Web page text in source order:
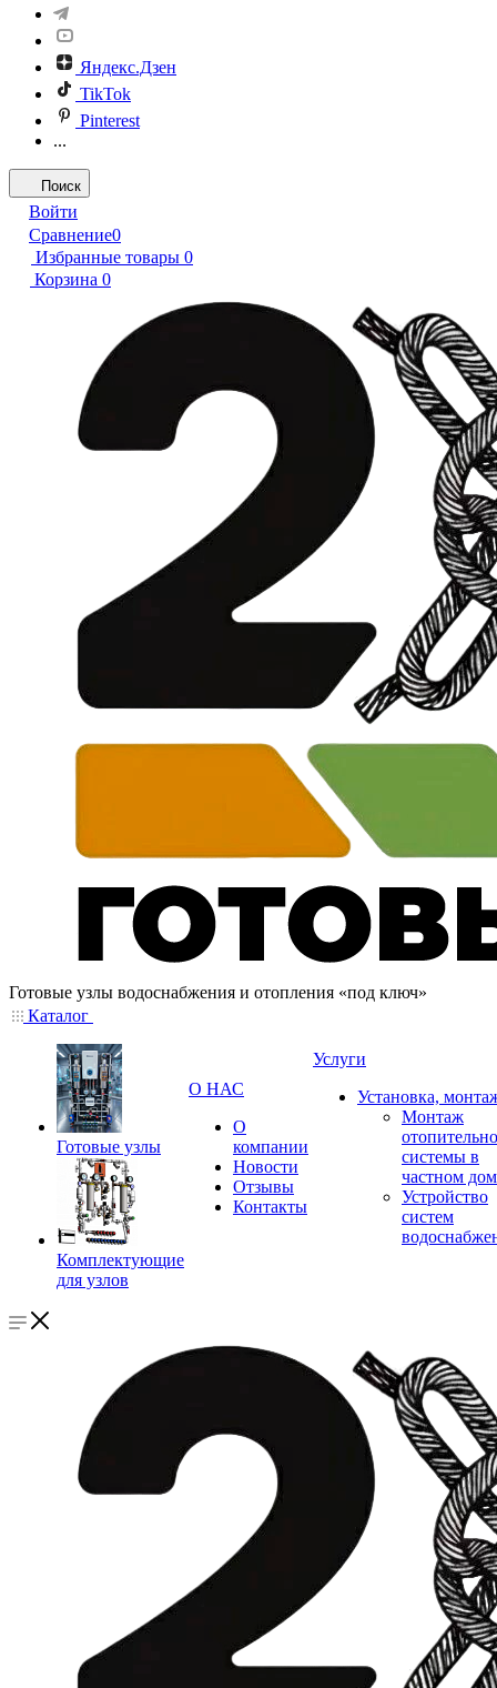
Яндекс.Дзен
TikTok
Pinterest
...
Поиск
Войти
Сравнение0
Избранные товары 0
Корзина 0
Готовые узлы водоснабжения и отопления «под ключ»
Каталог
Готовые узлы
Комплектующие
для узлов
О НАС
О
компании
Новости
Отзывы
Контакты
Услуги
Установка,
Монтаж
системы в
частном
Устройство
систем